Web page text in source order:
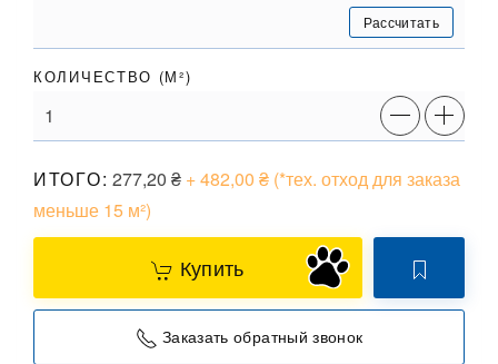
Рассчитать
КОЛИЧЕСТВО (М²)
ИТОГО: 277,20₴ + 482,00₴ (*тех. отход для заказа
меньше 15 м²)
Купить
Заказать обратный звонок